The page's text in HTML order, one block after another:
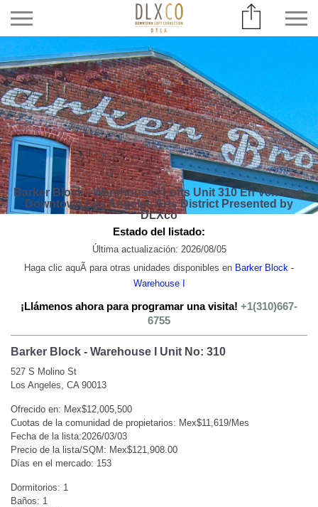
Barker Block - Warehouse I Lofts Unit 310 En Venta en
Downtown Los Angeles Arts District Presented by
DLXco
Estado del listado:
Última actualización: 2026/08/05
Haga clic aquÃ­ para otras unidades disponibles en Barker Block -
Warehouse I
¡Llámenos ahora para programar una visita! +1(310)667-
6755
Barker Block - Warehouse I Unit No: 310
527 S Molino St
Los Angeles, CA 90013
Ofrecido en: Mex$12,005,500
Cuotas de la comunidad de propietarios: Mex$11,619/Mes
Fecha de la lista:2026/03/03
Precio de la lista/SQM: Mex$121,908.00
Días en el mercado: 153
Dormitorios: 1
Baños: 1